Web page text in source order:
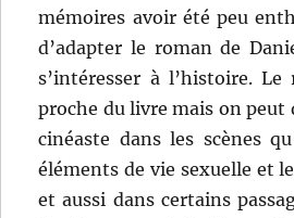
mémoires avoir été peu
d’adapter le roman de
s’intéresser à l’histoire. Le
proche du livre mais on peut
cinéaste dans les scènes
éléments de vie sexuelle et
et aussi dans certains